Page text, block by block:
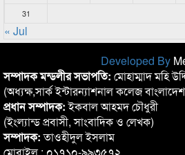
31
« Jul
Developed By
সম্পাদক মন্ডলীর সভাপতি: মোহাম্মাদ মহি
(অধ্যক্ষ,সার্ক ইন্টারন্যাশনাল কলেজ
প্রধান সম্পাদক:ইকবাল আহমদ চৌধুরী
(ইংল্যান্ড প্রবাসী, সাংবাদিক ও লেখক)
সম্পাদক:তাওহীদুল ইসলাম